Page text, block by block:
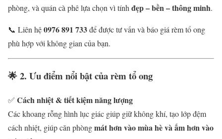
phòng, và quán cà phê lựa chọn vì tính đẹp – bền – thông minh.
📞 Liên hệ0976 891 733để được tư vấn và báo giá rèm tổ ong
phù hợp với không gian của bạn.
🌟2. Ưu điểm nổi bật của rèm tổ ong
✅ Cách nhiệt & tiết kiệm năng lượng
Các khoang rỗng hình lục giác giúp giữ không khí, tạo lớp đệm
cách nhiệt, giúp căn phòngmát hơn vào mùa hè và ấm hơn vào